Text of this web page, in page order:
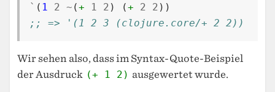
` ( 1 2 ~ (+ 1 2 ) (+ 2 2 ))
;; => '(1 2 3 (clojure.core/+ 2 2))
Wir sehen also, dass im Syntax-Quote-Beispiel
der Ausdruck (+ 1 2) ausgewertet wurde.